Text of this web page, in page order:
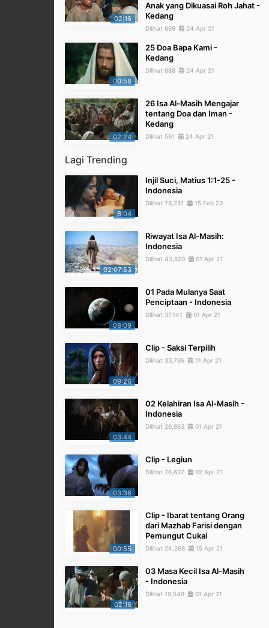
02:16
Anak yang Dikuasai Roh Jahat -
Kedang
Dilihat 669 24 Apr 21
00:58
25 Doa Bapa Kami -
Kedang
Dilihat 688 24 Apr 21
02:24
26 Isa Al-Masih Mengajar
tentang Doa dan Iman -
Kedang
Dilihat 591 24 Apr 21
Lagi Trending
6:04
Injil Suci, Matius 1:1-25 -
Indonesia
Dilihat 78,251 15 Feb 23
02:07:53
Riwayat Isa Al-Masih:
Indonesia
Dilihat 43,820 01 Apr 21
08:09
01 Pada Mulanya Saat
Penciptaan - Indonesia
Dilihat 37,141 01 Apr 21
09:26
Clip - Saksi Terpilih
Dilihat 33,765 11 Apr 21
03:44
02 Kelahiran Isa Al-Masih -
Indonesia
Dilihat 26,863 01 Apr 21
03:36
Clip - Legiun
Dilihat 26,637 02 Apr 21
00:55
Clip - Ibarat tentang Orang
dari Mazhab Farisi dengan
Pemungut Cukai
Dilihat 24,268 15 Apr 21
02:16
03 Masa Kecil Isa Al-Masih
- Indonesia
Dilihat 19,548 01 Apr 21